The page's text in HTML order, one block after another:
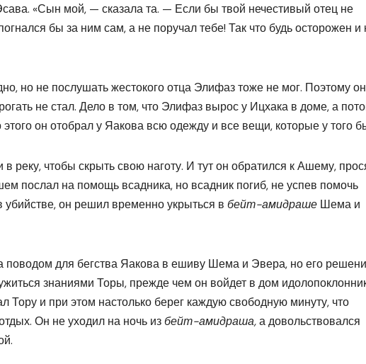
«Сын мой, — сказала та. — Если бы твой нечестивый отец не
бы за ним сам, а не поручал тебе! Так что будь осторожен и
но не послушать жестокого отца Элифаз тоже не мог. Поэтому он
не стал. Дело в том, что Элифаз вырос у Ицхака в доме, а
он отобрал у Яакова всю одежду и все вещи, которые у того
в реку, чтобы скрыть свою наготу. И тут он обратился к Ашему,
послал на помощь всадника, но всадник погиб, не успев помочь
убийстве, он решил временно укрыться в бейт-амидраше Шема и
поводом для бегства Яакова в ешиву Шема и Эвера, но его
знаниями Торы, прежде чем он войдет в дом
Тору и при этом настолько берег каждую свободную минуту, что
Он не уходил на ночь избейт-амидраша,а довольствовался